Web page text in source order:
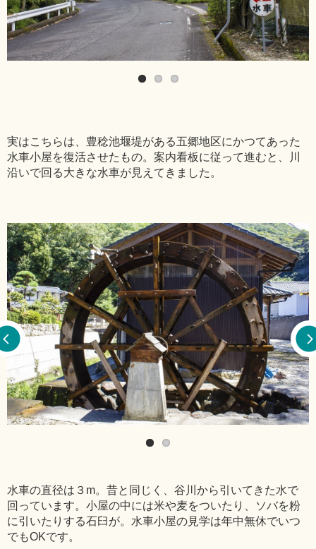
実はこちらは、豊稔池堰堤がある五郷地区にかつてあった
水車小屋を復活させたもの。案内看板に従って進むと、川
沿いで回る大きな水車が見えてきました。
水車の直径は３m。昔と同じく、谷川から引いてきた水で
回っています。小屋の中には米や麦をついたり、ソバを粉
に引いたりする石臼が。水車小屋の見学は年中無休でいつ
でもOKです。